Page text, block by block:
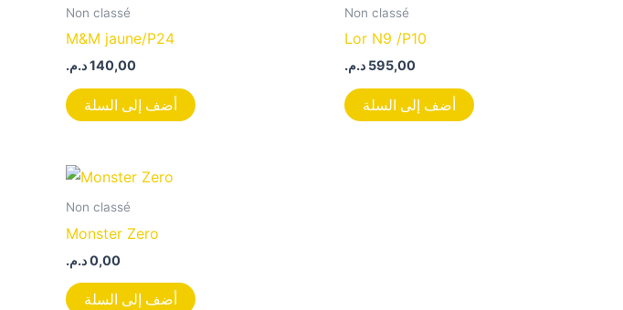
Non classé
M&M jaune/P24
140,00د.م.
أضف إلى السلة
Non classé
Lor N9 /P10
595,00 د.م.
أضف إلى السلة
Non classé
Monster Zero
0,00د.م.
أضف إلى السلة